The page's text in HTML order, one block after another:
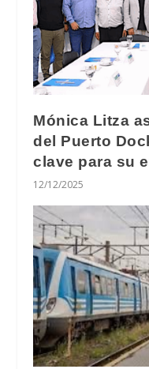
Mónica Litza
del Puerto
clave para su
12/12/2025